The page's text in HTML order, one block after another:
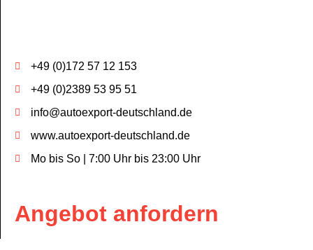
+49 (0)172 57 12 153
+49 (0)2389 53 95 51
info@autoexport-deutschland.de
www.autoexport-deutschland.de
Mo bis So | 7:00 Uhr bis 23:00 Uhr
Angebot anfordern